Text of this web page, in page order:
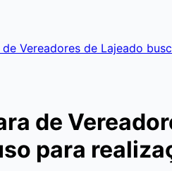
Vereadores de Lajeado
de
para